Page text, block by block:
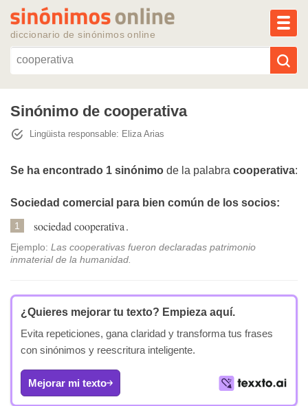
diccionario de sinónimos online
Reescribir texto con IA
Sinónimos populares
Temas populares
Temas recientes
Sinónimo de cooperativa
Lingüista responsable: Eliza Arias
Se ha encontrado 1 sinónimo de la palabra cooperativa:
Sociedad comercial para bien común de los socios:
1 sociedad cooperativa.
Ejemplo: Las cooperativas fueron declaradas patrimonio
inmaterial de la humanidad.
¿Quieres mejorar tu texto? Empieza aquí.
Evita repeticiones, gana claridad y transforma tus frases
con sinónimos y reescritura inteligente.
Mejorar mi texto